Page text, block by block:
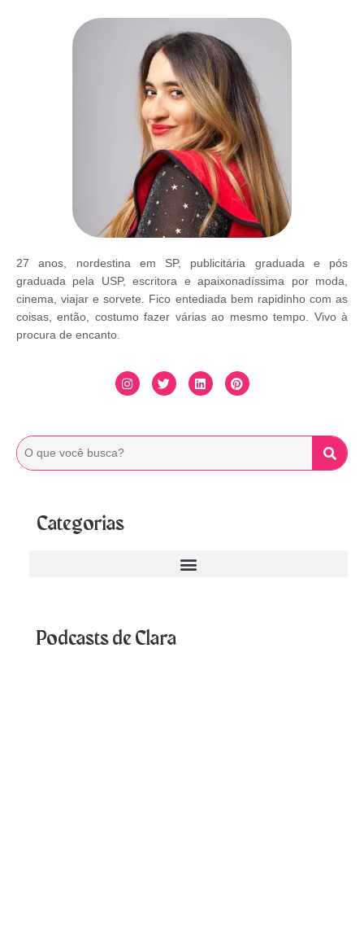
27 anos, nordestina em SP, publicitária graduada e pós
graduada pela USP, escritora e apaixonadíssima por moda,
cinema, viajar e sorvete. Fico entediada bem rapidinho com as
coisas, então, costumo fazer várias ao mesmo tempo. Vivo à
procura de encanto.
Categorias
Podcasts de Clara